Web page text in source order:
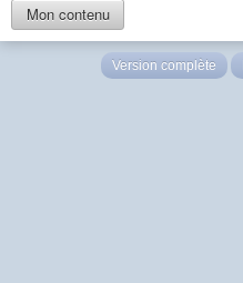
Mon contenu
Version complète